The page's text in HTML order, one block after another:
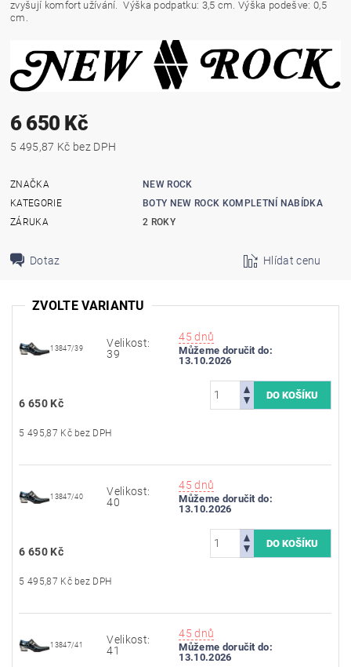
zvyšují komfort užívání. Výška podpatku: 3,5 cm. Výška podešve: 0,5
cm.
6 650 Kč
5 495,87 Kč bez DPH
ZNAČKA
NEW ROCK
KATEGORIE
BOTY NEW ROCK KOMPLETNÍ NABÍDKA
ZÁRUKA
2 ROKY
Dotaz Hlídat cenu
ZVOLTE VARIANTU
13847/39
Velikost:
39
45 dnů
Můžeme doručit do:
13.10.2026
6 650 Kč
5 495,87 Kč bez DPH
13847/40
Velikost:
40
45 dnů
Můžeme doručit do:
13.10.2026
6 650 Kč
5 495,87 Kč bez DPH
13847/41
Velikost:
41
45 dnů
Můžeme doručit do:
13.10.2026